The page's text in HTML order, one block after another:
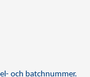
och batchnummer.